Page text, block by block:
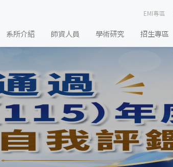
EMI專區
系所介紹 師資人員 學術研究 招生專區